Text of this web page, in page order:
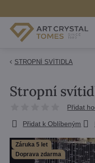
STROPNÍ SVÍTIDLA
Záruka 5 let
Doprava zdarma
Stropní
Přidat
Přidat k Oblíbeným